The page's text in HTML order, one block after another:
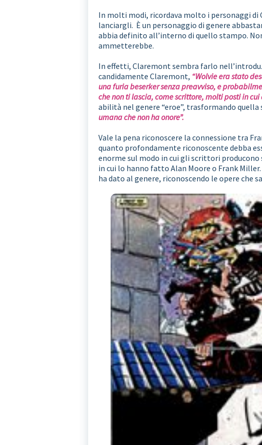
In molti modi, ricordava molto i personaggi
lanciargli. È un personaggio di genere
abbia definito all’interno di quello stampo.
ammetterebbe.
In effetti, Claremont sembra farlo
candidamente Claremont, “Wolvie era stato
una furia beserker senza preavviso, e
che non ti lascia, come scrittore, molti posti in cui
abilità nel genere “eroe”, trasformando
umana che non ha onore”.
Vale la pena riconoscere la connessione tra
quanto profondamente riconoscente debba
enorme sul modo in cui gli scrittori
in cui lo hanno fatto Alan Moore o Frank
ha dato al genere, riconoscendo le opere